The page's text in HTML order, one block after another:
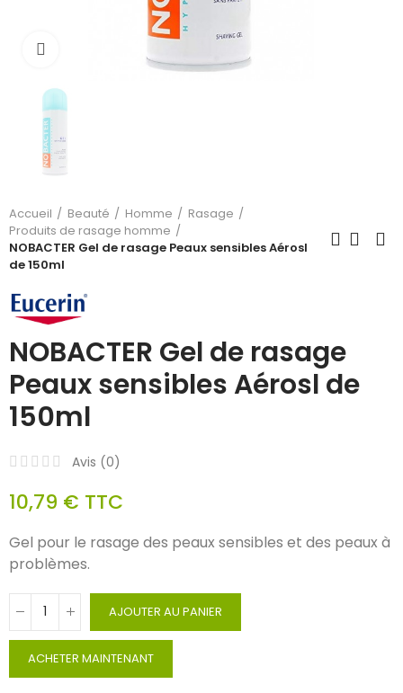
Accueil Beauté Homme
Rasage
Produits de rasage homme
NOBACTER Gel de rasage Peaux sensibles Aérosl
de 150ml
NOBACTER Gel de rasage
Peaux sensibles Aérosl de
150ml
Avis (0)
10,79 € TTC
Gel pour le rasage des peaux sensibles et des peaux à
problèmes.
AJOUTER AU PANIER
ACHETER MAINTENANT